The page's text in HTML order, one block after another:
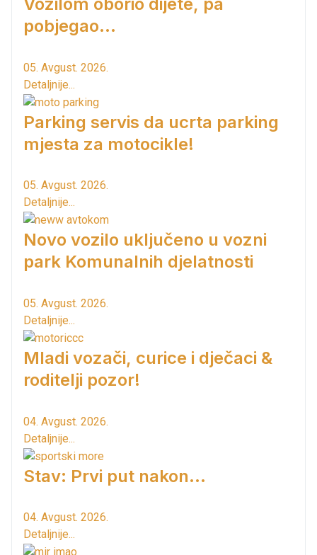
pobjegao...
05. Avgust. 2026.
Detaljnije...
Parking servis da ucrta parking
mjesta za motocikle!
05. Avgust. 2026.
Detaljnije...
Novo vozilo uključeno u vozni
park Komunalnih djelatnosti
05. Avgust. 2026.
Detaljnije...
Mladi vozači, curice i dječaci &
roditelji pozor!
04. Avgust. 2026.
Detaljnije...
Stav: Prvi put nakon…
04. Avgust. 2026.
Detaljnije...